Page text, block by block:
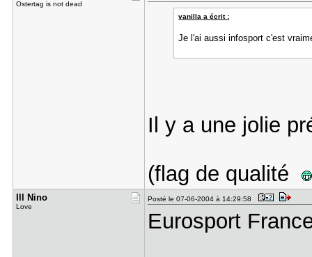
Ostertag is not dead
vanilla a écrit :
Je l'ai aussi infosport c'est
Il y a une jolie
(flag de qualité
Ill Nino
Love
Posté le 07-06-2004 à 14:29:58
Eurosport